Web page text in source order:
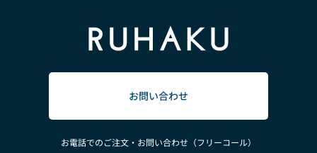
お問い合わせ
お電話でのご注文・お問い合わせ（フリーコール）